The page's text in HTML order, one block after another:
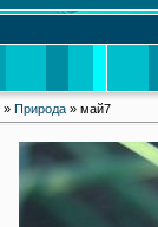
» Природа » май7